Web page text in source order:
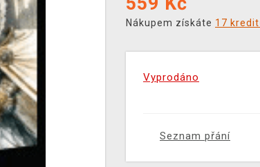
Nákupem získáte 17
Vyprodáno
Seznam přání